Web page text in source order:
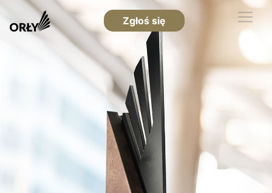
Zgłoś się